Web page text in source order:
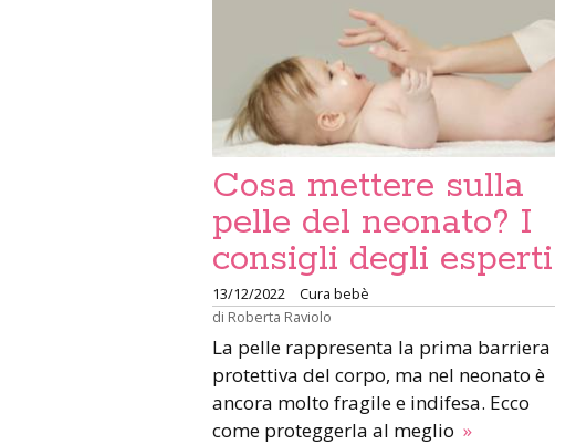
Cosa mettere sulla
pelle del neonato? I
consigli degli esperti
13/12/2022
Cura bebè
di Roberta Raviolo
La pelle rappresenta la prima barriera
protettiva del corpo, ma nel neonato è
ancora molto fragile e indifesa. Ecco
come proteggerla al meglio »